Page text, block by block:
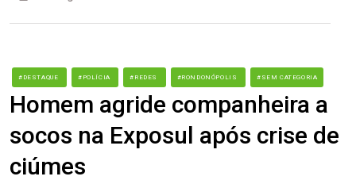
#DESTAQUE #POLÍCIA #REDES #RONDONÓPOLIS #SEM CATEGORIA
Homem agride companheira a
socos na Exposul após crise de
ciúmes